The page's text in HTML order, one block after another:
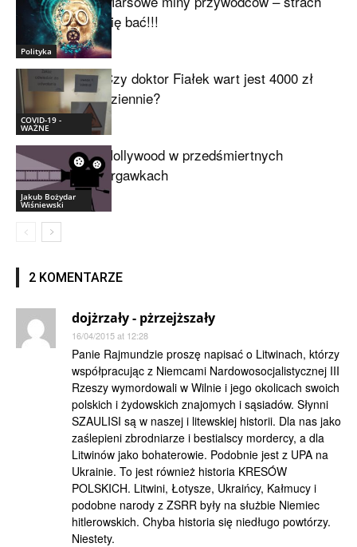
Polityka
się bać!!!
COVID-19 -
WAŻNE
Czy doktor Fiałek wart jest 4000 zł
dziennie?
Jakub Bożydar
Wiśniewski
Hollywood w przedśmiertnych
drgawkach
2 KOMENTARZE
dojżrzały - pżrzejższały
16/04/2015 at 12:28
Panie Rajmundzie proszę napisać o Litwinach, którzy
współpracując z Niemcami Nardowosocjalistycznej III
Rzeszy wymordowali w Wilnie i jego okolicach swoich
polskich i żydowskich znajomych i sąsiadów. Słynni
SZAULISI są w naszej i litewskiej historii. Dla nas jako
zaślepieni zbrodniarze i bestialscy mordercy, a dla
Litwinów jako bohaterowie. Podobnie jest z UPA na
Ukrainie. To jest również historia KRESÓW
POLSKICH. Litwini, Łotysze, Ukraińcy, Kałmucy i
podobne narody z ZSRR były na służbie Niemiec
hitlerowskich. Chyba historia się niedługo powtórzy.
Niestety.